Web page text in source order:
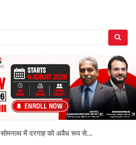
सोमनाथ में दरगाह को अवैध रूप से...